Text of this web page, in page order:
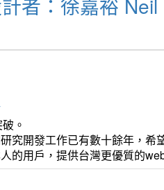
者：徐嘉裕
。
究開發工作已有數十餘年，
的用戶，提供台灣更優質的